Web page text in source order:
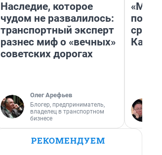
Наследие, которое
чудом не развалилось:
транспортный эксперт
разнес миф о «вечных»
советских дорогах
Олег Арефьев
Блогер, предприниматель,
владелец в транспортном
бизнесе
РЕКОМЕНДУЕМ